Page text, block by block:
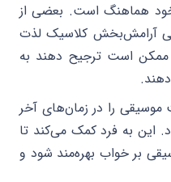
هماهنگ است. بعضی از
آرامش‌بخش کلاسیک لذت
ممکن است ترجیح دهند به
را در زمان‌های آخر
این به فرد کمک می‌کند تا
بر خواب بهره‌مند شود و